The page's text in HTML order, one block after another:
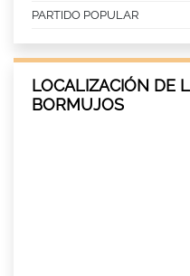
PARTIDO POPULAR
LOCALIZACIÓN DE
BORMUJOS